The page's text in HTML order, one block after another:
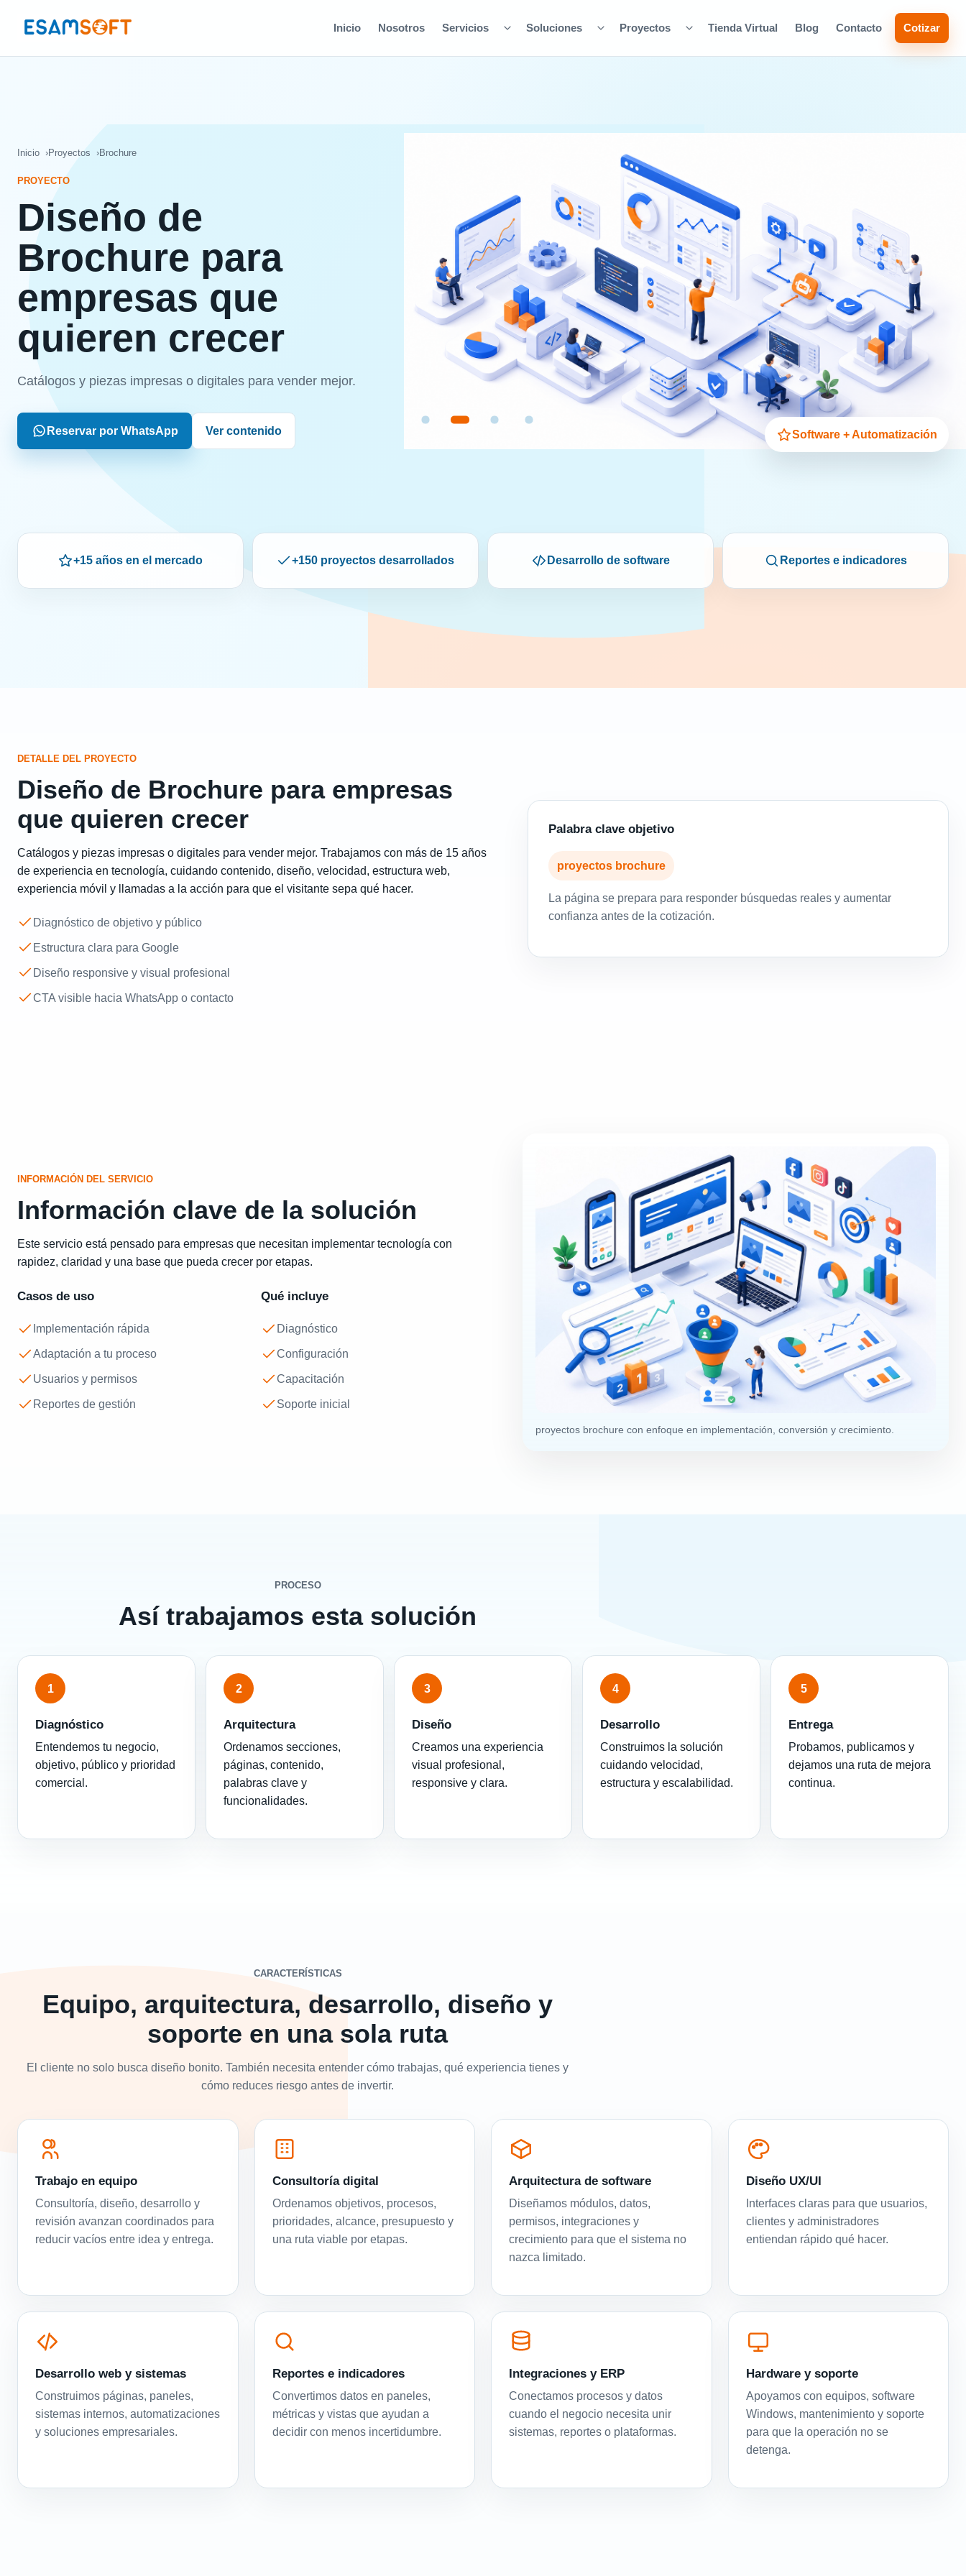
Inicio Nosotros Servicios Soluciones Proyectos Tienda Virtual Blog Contacto Cotizar
Inicio Proyectos Brochure
PROYECTO
Diseño de
Brochure para
empresas que
quieren crecer
Catálogos y piezas impresas o digitales para vender mejor.
Reservar por WhatsApp Ver contenido Software + Automatización
+15 años en el mercado +150 proyectos desarrollados Desarrollo de software Reportes e indicadores
DETALLE DEL PROYECTO
Diseño de Brochure para empresas
que quieren crecer
Catálogos y piezas impresas o digitales para vender mejor. Trabajamos con más de 15 años
de experiencia en tecnología, cuidando contenido, diseño, velocidad, estructura web,
experiencia móvil y llamadas a la acción para que el visitante sepa qué hacer.
Diagnóstico de objetivo y público
Estructura clara para Google
Diseño responsive y visual profesional
CTA visible hacia WhatsApp o contacto
Palabra clave objetivo
proyectos brochure
La página se prepara para responder búsquedas reales y aumentar
confianza antes de la cotización.
INFORMACIÓN DEL SERVICIO
Información clave de la solución
Este servicio está pensado para empresas que necesitan implementar tecnología con
rapidez, claridad y una base que pueda crecer por etapas.
Casos de uso
Implementación rápida
Adaptación a tu proceso
Usuarios y permisos
Reportes de gestión
Qué incluye
Diagnóstico
Configuración
Capacitación
Soporte inicial
proyectos brochure con enfoque en implementación, conversión y crecimiento.
PROCESO
Así trabajamos esta solución
1
Diagnóstico
Entendemos tu negocio,
objetivo, público y prioridad
comercial.
2
Arquitectura
Ordenamos secciones,
páginas, contenido,
palabras clave y
funcionalidades.
3
Diseño
Creamos una experiencia
visual profesional,
responsive y clara.
4
Desarrollo
Construimos la solución
cuidando velocidad,
estructura y escalabilidad.
5
Entrega
Probamos, publicamos y
dejamos una ruta de mejora
continua.
CARACTERÍSTICAS
Equipo, arquitectura, desarrollo, diseño y
soporte en una sola ruta
El cliente no solo busca diseño bonito. También necesita entender cómo trabajas, qué experiencia tienes y
cómo reduces riesgo antes de invertir.
Trabajo en equipo
Consultoría, diseño, desarrollo y
revisión avanzan coordinados para
reducir vacíos entre idea y entrega.
Consultoría digital
Ordenamos objetivos, procesos,
prioridades, alcance, presupuesto y
una ruta viable por etapas.
Arquitectura de software
Diseñamos módulos, datos,
permisos, integraciones y
crecimiento para que el sistema no
nazca limitado.
Diseño UX/UI
Interfaces claras para que usuarios,
clientes y administradores
entiendan rápido qué hacer.
Desarrollo web y sistemas
Construimos páginas, paneles,
sistemas internos, automatizaciones
y soluciones empresariales.
Reportes e indicadores
Convertimos datos en paneles,
métricas y vistas que ayudan a
decidir con menos incertidumbre.
Integraciones y ERP
Conectamos procesos y datos
cuando el negocio necesita unir
sistemas, reportes o plataformas.
Hardware y soporte
Apoyamos con equipos, software
Windows, mantenimiento y soporte
para que la operación no se
detenga.